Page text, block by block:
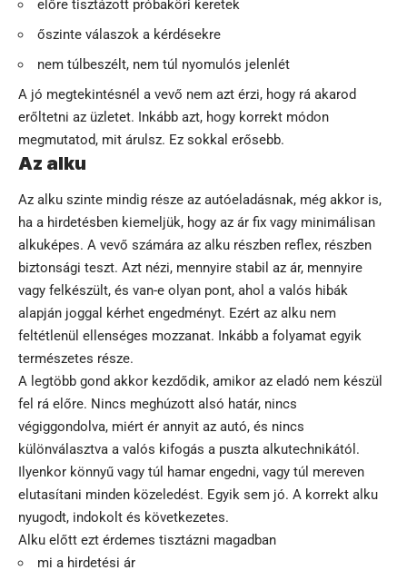
előre tisztázott próbaköri keretek
őszinte válaszok a kérdésekre
nem túlbeszélt, nem túl nyomulós jelenlét
A jó megtekintésnél a vevő nem azt érzi, hogy rá akarod
erőltetni az üzletet. Inkább azt, hogy korrekt módon
megmutatod, mit árulsz. Ez sokkal erősebb.
Az alku
Az alku szinte mindig része az autóeladásnak, még akkor is,
ha a hirdetésben kiemeljük, hogy az ár fix vagy minimálisan
alkuképes. A vevő számára az alku részben reflex, részben
biztonsági teszt. Azt nézi, mennyire stabil az ár, mennyire
vagy felkészült, és van-e olyan pont, ahol a valós hibák
alapján joggal kérhet engedményt. Ezért az alku nem
feltétlenül ellenséges mozzanat. Inkább a folyamat egyik
természetes része.
A legtöbb gond akkor kezdődik, amikor az eladó nem készül
fel rá előre. Nincs meghúzott alsó határ, nincs
végiggondolva, miért ér annyit az autó, és nincs
különválasztva a valós kifogás a puszta alkutechnikától.
Ilyenkor könnyű vagy túl hamar engedni, vagy túl mereven
elutasítani minden közeledést. Egyik sem jó. A korrekt alku
nyugodt, indokolt és következetes.
Alku előtt ezt érdemes tisztázni magadban
mi a hirdetési ár